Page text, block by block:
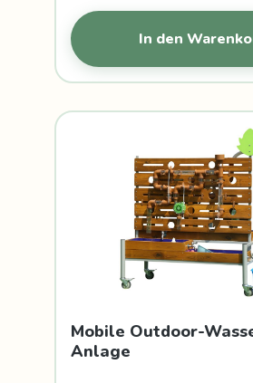
In den
Mobile Outdoor-
Anlage